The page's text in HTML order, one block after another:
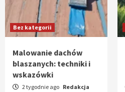
Bez kategorii
Malowanie dachów
blaszanych: techniki i
wskazówki
2 tygodnie ago Redakcja